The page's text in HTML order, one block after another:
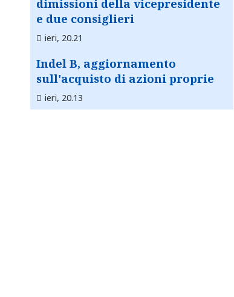
dimissioni della vicepresidente
e due consiglieri
ieri, 20.21
Indel B, aggiornamento
sull'acquisto di azioni proprie
ieri, 20.13